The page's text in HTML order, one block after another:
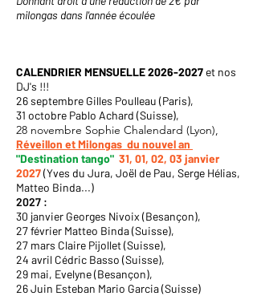
milongas dans l'année écoulée
CALENDRIER MENSUELLE2026-2027 et nos
DJ's !!!
26 septembre Gilles Poulleau (Paris),
31 octobre Pablo Achard (Suisse),
28 novembre Sophie Chalendard (Lyon),
Réveillon et Milongas du nouvel an
"Destination tango" 31, 01, 02, 03 janvier
2027(Yves du Jura, Joël de Pau, Serge Hélias,
Matteo Binda...)
2027 :
30 janvier Georges Nivoix (Besançon),
27 février Matteo Binda (Suisse),
27 mars Claire Pijollet (Suisse),
24 avril Cédric Basso (Suisse),
29 mai, Evelyne (Besançon),
26 Juin Esteban Mario Garcia (Suisse)